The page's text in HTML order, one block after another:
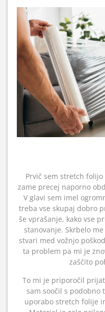
Prvič sem stretch
zame precej naporno
V glavi sem imel
treba vse skupaj dobro
še vprašanje, kako vse
stanovanje. Skrbelo
stvari med vožnjo
ta problem pa mi je
zaščito
To mi je priporočil
sam soočil s podobno
uporabo stretch folije